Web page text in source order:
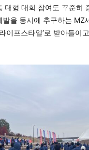
대형 대회 참여도 꾸준히
발을 동시에 추구하는 MZ
이프스타일’로 받아들이